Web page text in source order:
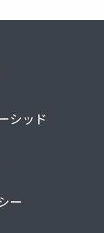
シッド
ー